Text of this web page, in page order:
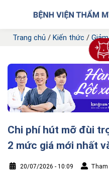
Trang chủ / Kiến thức /
Chi phí hút mỡ đùi
2 mức giá mới nhất
20/07/2026 - 10:09 Tham